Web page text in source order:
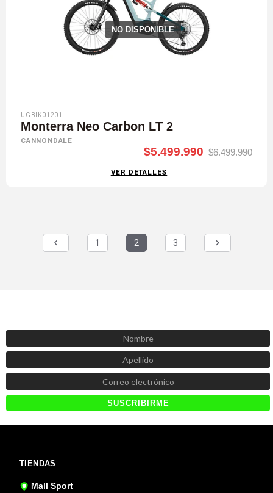
NO DISPONIBLE
UGBIK01201
Monterra Neo Carbon LT 2
CANNONDALE
$5.499.990 $6.499.990
VER DETALLES
1 2 3
TIENDAS
Mall Sport